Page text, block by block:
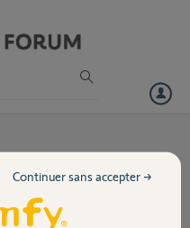
(SIMINOR) en
est HS car le voyant
Continuer sans accepter →